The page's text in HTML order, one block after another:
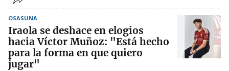
OSASUNA
Iraola se deshace en elogios
hacia Víctor Muñoz: "Está hecho
para la forma en que quiero
jugar"